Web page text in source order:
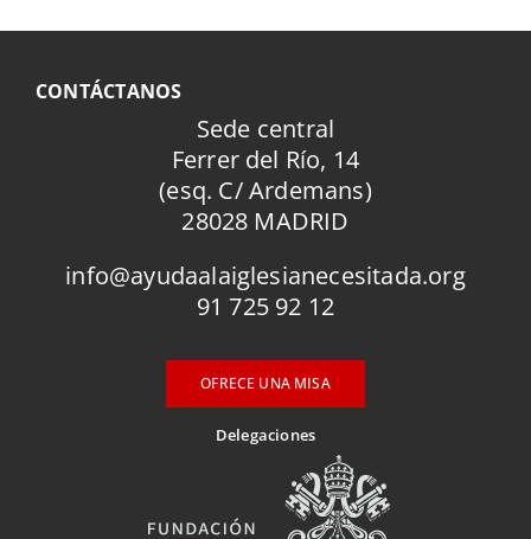
CONTÁCTANOS
Sede central
Ferrer del Río, 14
(esq. C/ Ardemans)
28028 MADRID
info@ayudaalaiglesianecesitada.org
91 725 92 12
OFRECE UNA MISA
Delegaciones